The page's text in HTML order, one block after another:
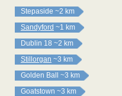
Stepaside ~2 km
Sandyford ~1 km
Dublin 18 ~2 km
Stillorgan ~3 km
Golden Ball
~3 km
Goatstown ~3 km